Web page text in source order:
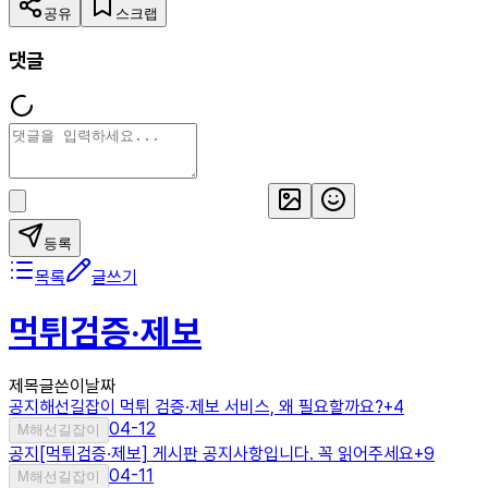
공유 스크랩
댓글
등록
목록 글쓰기
먹튀검증·제보
제목글쓴이 날짜
공지 해선길잡이 먹튀 검증·제보 서비스, 왜 필요할까요?+4
M해선길잡이
04-12
공지 [먹튀검증·제보] 게시판 공지사항입니다. 꼭 읽어주세요+9
M해선길잡이
04-11